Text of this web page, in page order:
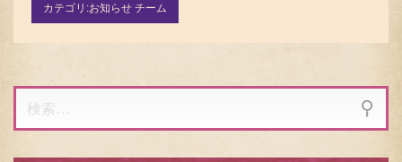
カテゴリ:お知らせ チーム
索: